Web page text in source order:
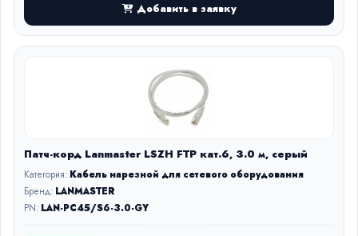
Добавить в заявку
Патч-корд Lanmaster LSZH FTP кат.6, 3.0 м, серый
Категория: Кабель нарезной для сетевого оборудования
Бренд: LANMASTER
PN: LAN-PC45/S6-3.0-GY